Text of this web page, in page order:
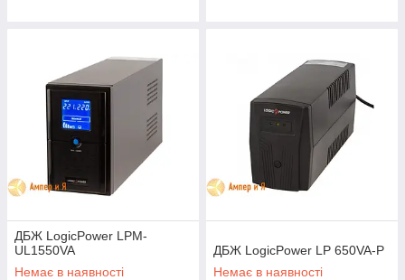
ДБЖ LogicPower LPM-
UL1550VA
Немає в наявності
ДБЖ LogicPower LP 650VA-P
Немає в наявності